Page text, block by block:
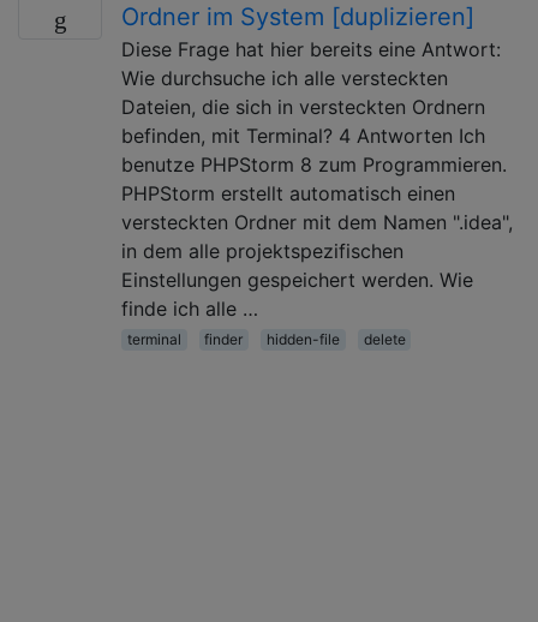
Ordner im System [duplizieren]
Diese Frage hat hier bereits eine Antwort:
Wie durchsuche ich alle versteckten
Dateien, die sich in versteckten Ordnern
befinden, mit Terminal? 4 Antworten Ich
benutze PHPStorm 8 zum Programmieren.
PHPStorm erstellt automatisch einen
versteckten Ordner mit dem Namen ".idea",
in dem alle projektspezifischen
Einstellungen gespeichert werden. Wie
finde ich alle …
terminal finder hidden-file delete